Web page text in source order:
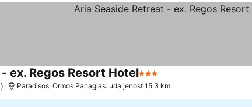
ex. Regos Resort Hotel3 Zvezdice
Paradisos, Ormos Panagias: udaljenost 15.3 km